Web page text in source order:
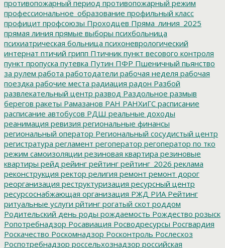
противопожарный период противопожарный режим
профессиональное_образование профильный класс
профицит профсоюзы Проходцев Пряма_линия_2025
прямая линия прямые выборы психбольница
психиатрическая больница психоневрологический
интернат птичий грипп Птичник пункт весового контроля
пункт пропуска путевка Путин ПФР Пшеничный пьянство
за рулем работа работодатели рабочая неделя рабочая
поездка рабочие места радиация радон Разбой
развлекательный центр развод Раздольное размыв
берегов ракеты Рамазанов РАН РАНХиГС расписание
расписание автобусов РДШ реальные доходы
реанимация ревизия региональные финансы
региональный оператор Региональный сосудистый центр
регистратура регламент регоператор регоператор по тко
режим самоизоляции резиновая квартира резиновые
квартиры рейд рейинг рейтинг рейтинг_2026 реклама
реконструкция ректор религия ремонт ремонт дорог
реорганизация реструктуризация ресурсный центр
ресурсоснабжающая организация РЖД РИА Рейтинг
ритуальные услуги рйтинг рогатый скот роддом
Родительский день роды рождаемость Рождество розыск
Ропотребнадзор Росавиация Росводресурсы Росгвардия
Роскачество Роскомнадзор Росконтроль Рослесхоз
Роспотребнадзор россельхознадзор российская